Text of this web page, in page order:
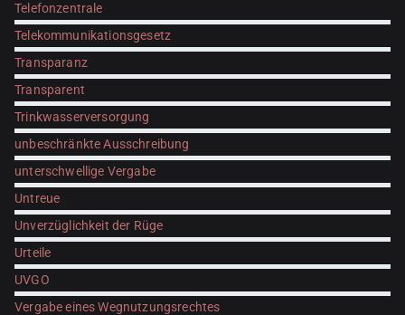
Telefonzentrale
Telekommunikationsgesetz
Transparanz
Transparent
Trinkwasserversorgung
unbeschränkte Ausschreibung
unterschwellige Vergabe
Untreue
Unverzüglichkeit der Rüge
Urteile
UVGO
Vergabe eines Wegnutzungsrechtes